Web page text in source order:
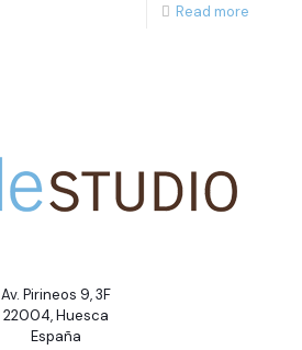
Read more
Av. Pirineos 9, 3F
22004, Huesca
España